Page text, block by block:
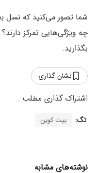
شما تصور می‌کنید که نسل
چه ویژگی‌هایی تمرکز
بگذارید.
نشان گذاری
تگ: بیت کوین
نوشته‌های مشابه